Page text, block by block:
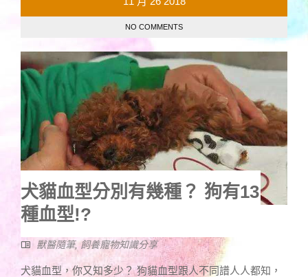
NO COMMENTS
犬貓血型分別有幾種？ 狗有13
種血型!?
獸醫隨筆,飼養寵物知識分享
犬貓血型，你又知多少？ 狗貓血型跟人不同譜人人都知，